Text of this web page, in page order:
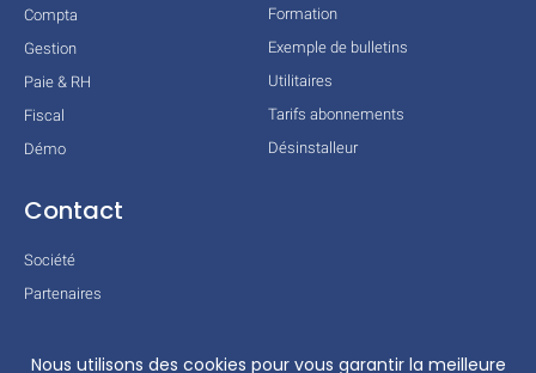
Compta
Gestion
Paie & RH
Fiscal
Démo
Formation
Exemple de bulletins
Utilitaires
Tarifs abonnements
Désinstalleur
Contact
Société
Partenaires
Mentions légales